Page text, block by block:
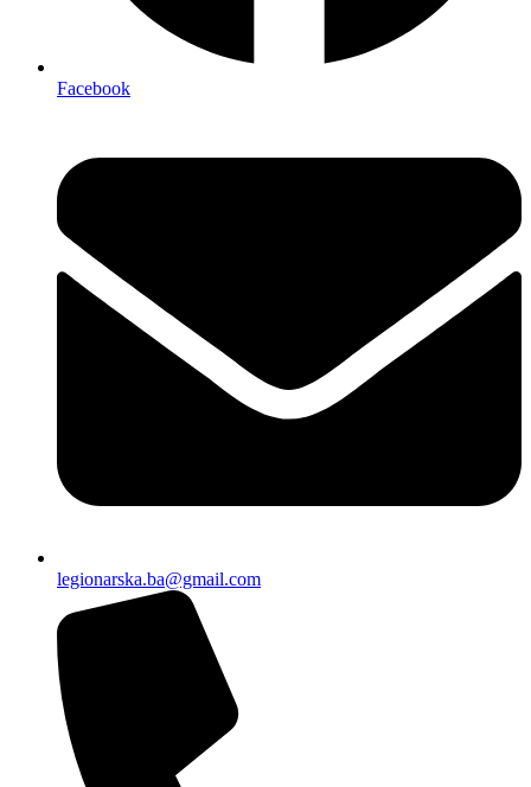
Facebook
legionarska.ba@gmail.com